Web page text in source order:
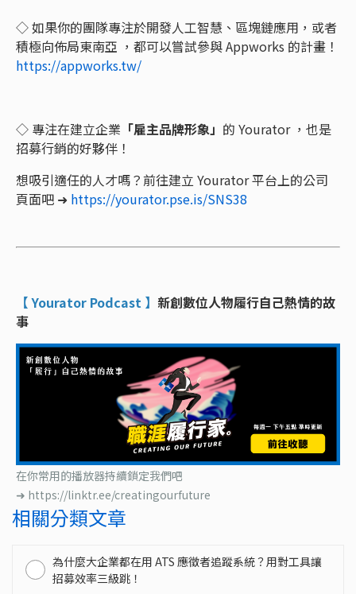
◇ 如果你的團隊專注於開發人工智慧、區塊鏈應用，或者
積極向佈局東南亞 ，都可以嘗試參與 Appworks 的計畫！
https://appworks.tw/
◇ 專注在建立企業 「雇主品牌形象」 的 Yourator ，也是
招募行銷的好夥伴！
想吸引適任的人才嗎？前往建立 Yourator 平台上的公司
頁面吧 ➜ https://yourator.pse.is/SNS38
【 Yourator Podcast 】 新創數位人物履行自己熱情的故
事
在你常用的播放器持續鎖定我們吧
➜ https://linktr.ee/creatingourfuture
相關分類文章
為什麼大企業都在用 ATS 應徵者追蹤系統？用對工具讓
招募效率三級跳！